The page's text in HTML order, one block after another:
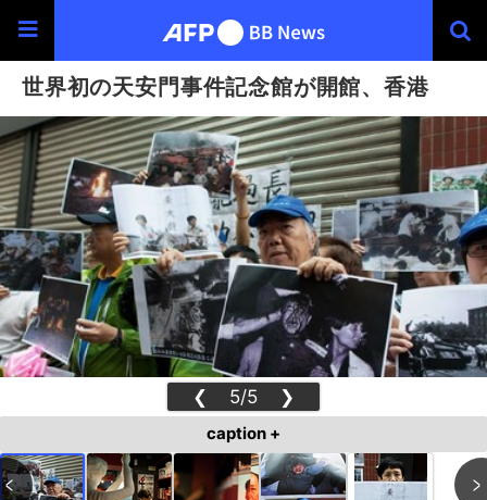
世界初の天安門事件記念館が開館、香港
❮ 5/5 ❯
caption +